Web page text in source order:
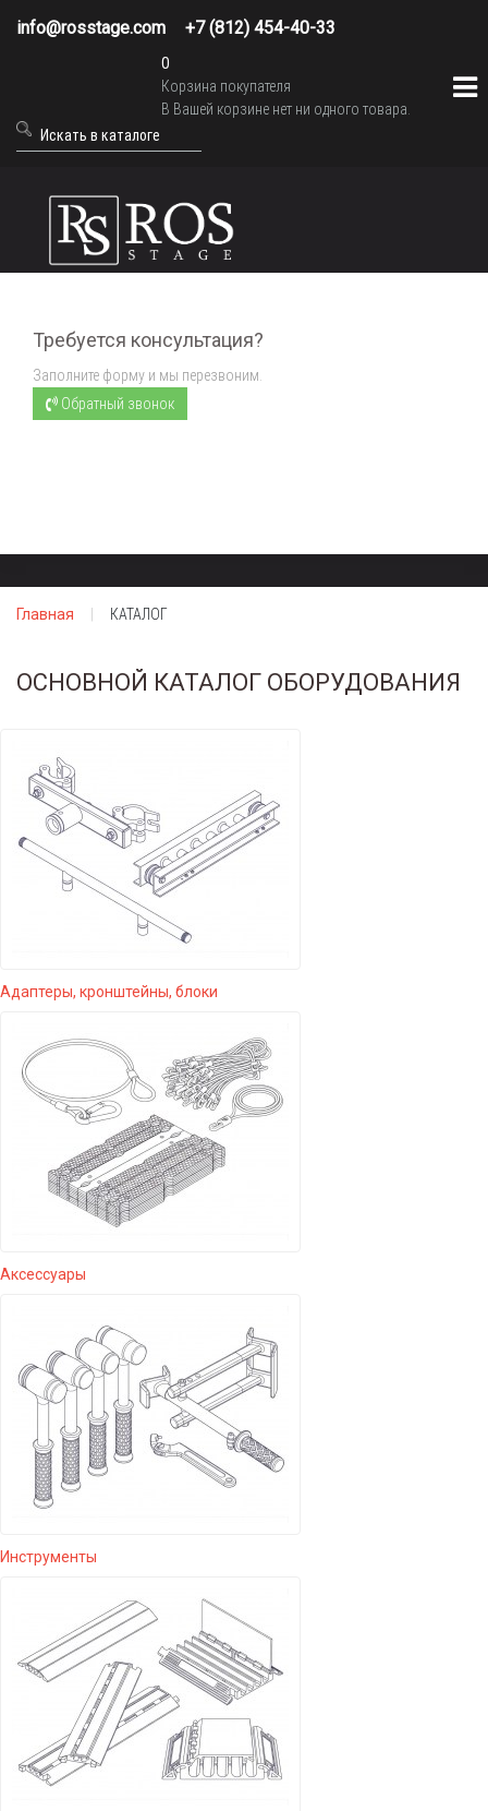
info@rosstage.com +7 (812) 454-40-33
0
Корзина покупателя
В Вашей корзине нет ни одного товара.
Требуется консультация?
Заполните форму и мы перезвоним.
Обратный звонок
Главная КАТАЛОГ
ОСНОВНОЙ КАТАЛОГ ОБОРУДОВАНИЯ
Адаптеры, кронштейны, блоки
Аксессуары
Инструменты